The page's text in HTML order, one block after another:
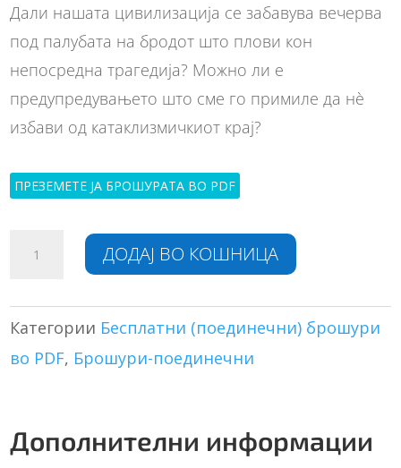
Дали нашата цивилизација се забавува вечерва
под палубата на бродот што плови кон
непосредна трагедија? Можно ли е
предупредувањето што сме го примиле да нè
избави од катаклизмичкиот крај?
ПРЕЗЕМЕТЕ ЈА БРОШУРАТА ВО PDF
ние
ред?
ДОДАЈ ВО КОШНИЦА
r
e
Категории Бесплатни (поединечни) брошури
во PDF, Брошури-поединечни
Дополнителни информации